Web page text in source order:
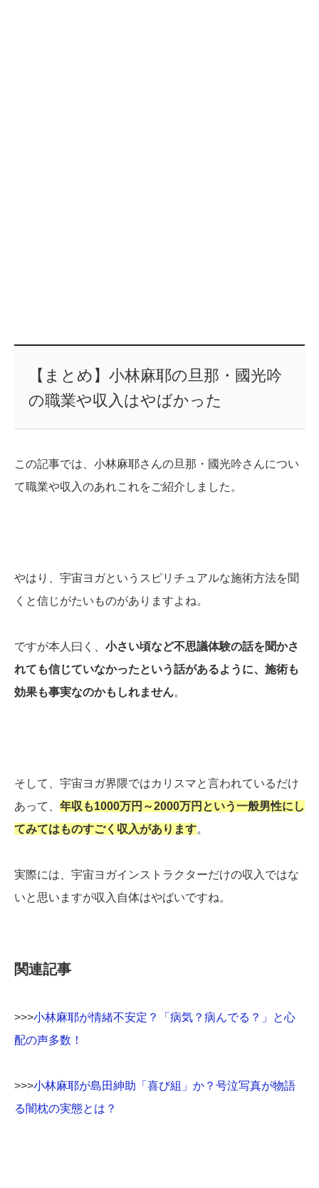
【まとめ】小林麻耶の旦那・國光吟
の職業や収入はやばかった
この記事では、小林麻耶さんの旦那・國光吟さんについ
て職業や収入のあれこれをご紹介しました。
やはり、宇宙ヨガというスピリチュアルな施術方法を聞
くと信じがたいものがありますよね。
ですが本人曰く、 小さい頃など不思議体験の話を聞かさ
れても信じていなかったという話があるように、施術も
効果も事実なのかもしれません。
そして、宇宙ヨガ界隈ではカリスマと言われているだけ
あって、 年収も1000万円～2000万円という一般男性にし
てみてはものすごく収入があります。
実際には、宇宙ヨガインストラクターだけの収入ではな
いと思いますが収入自体はやばいですね。
関連記事
>>>小林麻耶が情緒不安定？「病気？病んでる？」と心
配の声多数！
>>>小林麻耶が島田紳助「喜び組」か？号泣写真が物語
る闇枕の実態とは？